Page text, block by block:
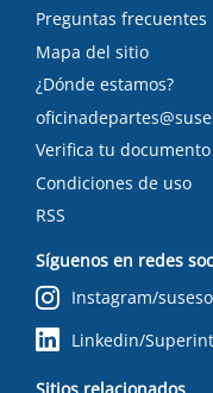
Preguntas frecuentes
Mapa del sitio
¿Dónde estamos?
Verifica tu documento
Condiciones de uso
RSS
Síguenos en redes
Instagram/
Linkedin/